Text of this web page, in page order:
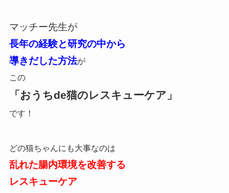
マッチー先生が
長年の経験と研究の中から
導きだした方法が
この
「おうちde猫のレスキューケア」
です！
どの猫ちゃんにも大事なのは
乱れた腸内環境を改善する
レスキューケア